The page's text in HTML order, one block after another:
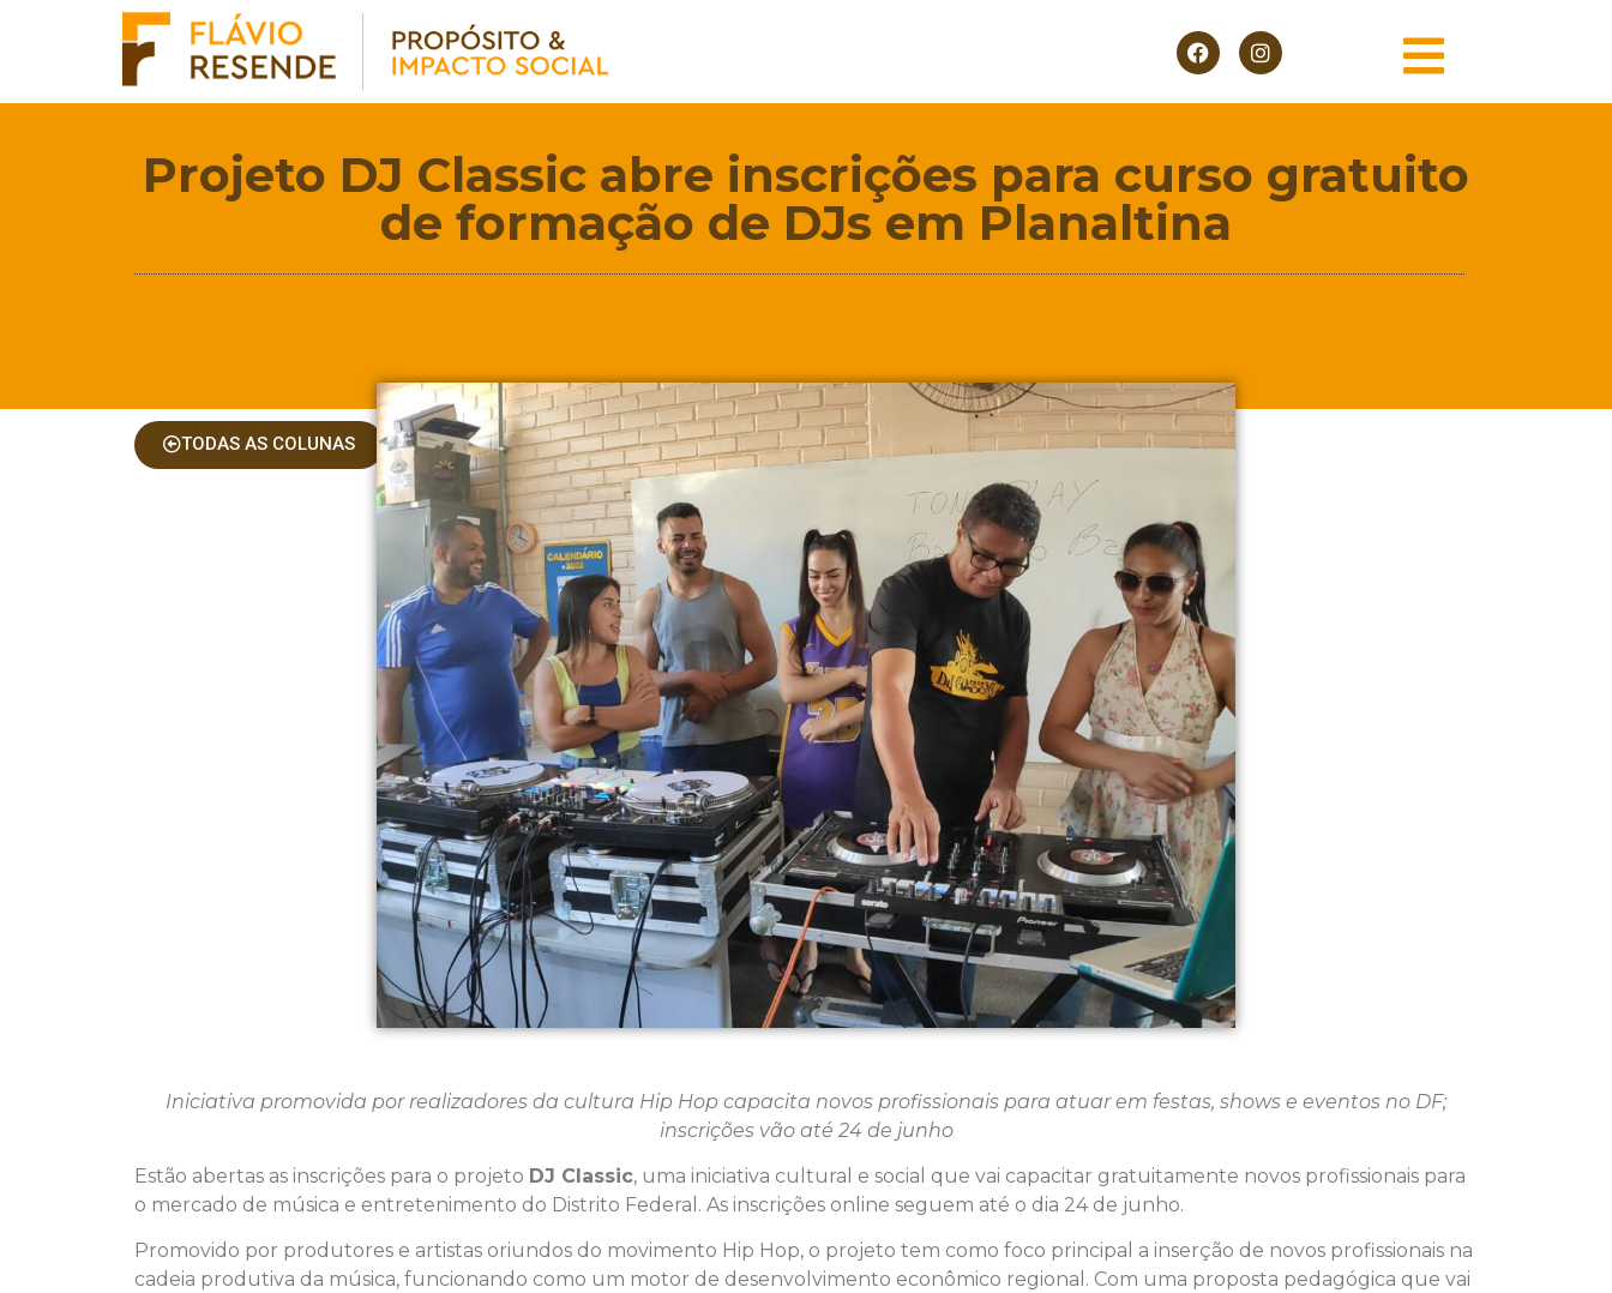
Projeto DJ Classic abre inscrições para curso gratuito
de formação de DJs em Planaltina
TODAS AS COLUNAS
Iniciativa promovida por realizadores da cultura Hip Hop capacita novos profissionais para atuar em festas, shows e eventos no DF;
inscrições vão até 24 de junho
Estão abertas as inscrições para o projeto DJ Classic, uma iniciativa cultural e social que vai capacitar gratuitamente novos profissionais para
o mercado de música e entretenimento do Distrito Federal. As inscrições online seguem até o dia 24 de junho.
Promovido por produtores e artistas oriundos do movimento Hip Hop, o projeto tem como foco principal a inserção de novos profissionais na
cadeia produtiva da música, funcionando como um motor de desenvolvimento econômico regional. Com uma proposta pedagógica que vai